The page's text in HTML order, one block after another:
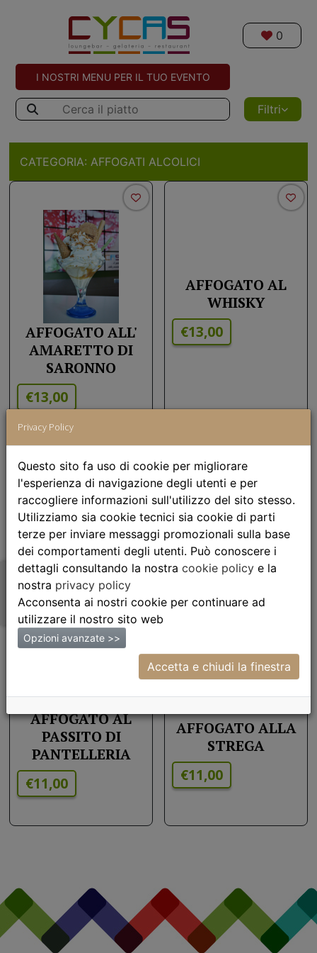
0
I NOSTRI MENU PER IL TUO EVENTO
Filtri
CATEGORIA:AFFOGATI ALCOLICI
AFFOGATO ALL'
AMARETTO DI
SARONNO
€13,00
AFFOGATO AL
WHISKY
€13,00
AFFOGATO AL
RHUM
€13,00
BAILEYS
AFFOGATO AL
PASSITO DI
PANTELLERIA
€11,00
AFFOGATO ALLA
STREGA
€11,00
Privacy Policy
Questo sito fa uso di cookie per migliorare
l'esperienza di navigazione degli utenti e per
raccogliere informazioni sull'utilizzo del sito stesso.
Utilizziamo sia cookie tecnici sia cookie di parti
terze per inviare messaggi promozionali sulla base
dei comportamenti degli utenti. Può conoscere i
dettagli consultando la nostra cookie policy e la
nostra privacy policy
Acconsenta ai nostri cookie per continuare ad
utilizzare il nostro sito web
Opzioni avanzate >>
Accetta e chiudi la finestra